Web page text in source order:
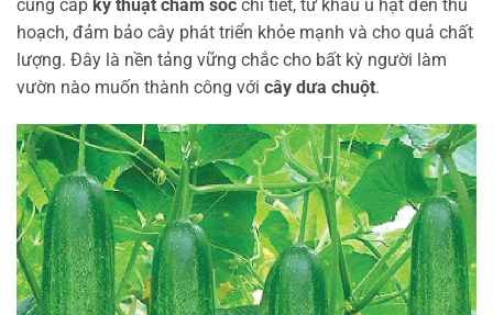
cung cấp kỹ thuật chăm sóc chi tiết, từ khâu ủ hạt đến thu
hoạch, đảm bảo cây phát triển khỏe mạnh và cho quả chất
lượng. Đây là nền tảng vững chắc cho bất kỳ người làm
vườn nào muốn thành công với cây dưa chuột.